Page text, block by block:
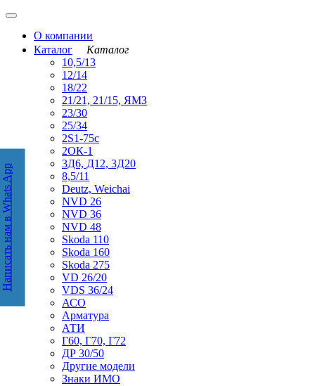
О компании
Каталог
Каталог
10,5/13
12/14
18/22
21/21, 21/15, ЯМЗ
23/30
25/34
2S1-75с
2ОК-1
3Д6, Д12, 3Д20
8,5/11
Deutz, Weichai
NVD 26
NVD 36
NVD 48
Skoda 110
Skoda 160
Skoda 275
VD 26/20
VDS 36/24
АСО
Арматура
АТИ
Г60, Г70, Г72
ДР 30/50
Другие модели
Знаки ИМО
Написать нам в WhatsApp
Написать нам в Whats App